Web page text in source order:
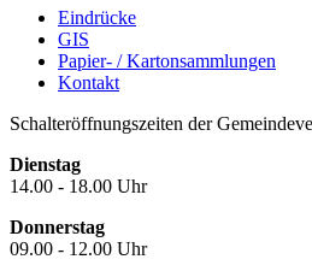
Eindrücke
GIS
Papier- / Kartonsammlungen
Kontakt
Schalteröffnungszeiten der
Dienstag
14.00 - 18.00 Uhr
Donnerstag
09.00 - 12.00 Uhr